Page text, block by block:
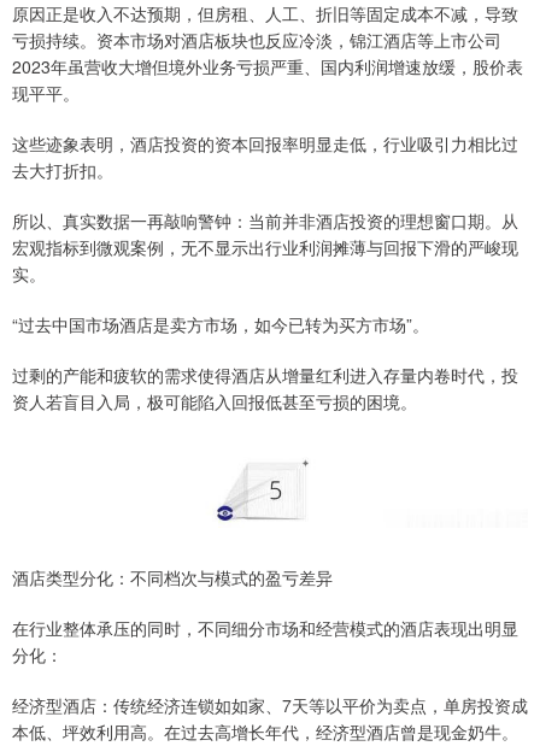
原因正是收入不达预期，但房租、人工、折旧等固定成本不减，导致
亏损持续。资本市场对酒店板块也反应冷淡，锦江酒店等上市公司
2023年虽营收大增但境外业务亏损严重、国内利润增速放缓，股价表
现平平。
这些迹象表明，酒店投资的资本回报率明显走低，行业吸引力相比过
去大打折扣。
所以、真实数据一再敲响警钟：当前并非酒店投资的理想窗口期。从
宏观指标到微观案例，无不显示出行业利润摊薄与回报下滑的严峻现
实。
“过去中国市场酒店是卖方市场，如今已转为买方市场”。
过剩的产能和疲软的需求使得酒店从增量红利进入存量内卷时代，投
资人若盲目入局，极可能陷入回报低甚至亏损的困境。
酒店类型分化：不同档次与模式的盈亏差异
在行业整体承压的同时，不同细分市场和经营模式的酒店表现出明显
分化：
经济型酒店：传统经济连锁如如家、7天等以平价为卖点，单房投资成
本低、坪效利用高。在过去高增长年代，经济型酒店曾是现金奶牛。